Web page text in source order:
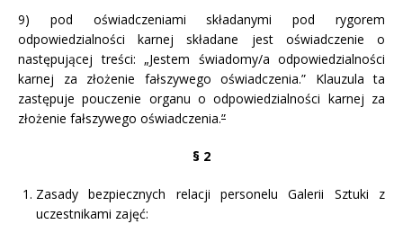
9) pod oświadczeniami składanymi pod rygorem
odpowiedzialności karnej składane jest oświadczenie o
następującej treści: „Jestem świadomy/a odpowiedzialności
karnej za złożenie fałszywego oświadczenia.” Klauzula ta
zastępuje pouczenie organu o odpowiedzialności karnej za
złożenie fałszywego oświadczenia.”
§ 2
Zasady bezpiecznych relacji personelu Galerii Sztuki z
uczestnikami zajęć: